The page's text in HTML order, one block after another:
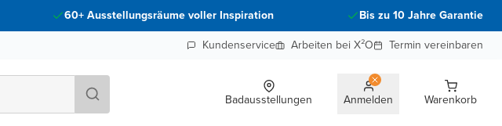
60+ Ausstellungsräume voller Inspiration
Bis zu 10 Jahre Garantie
Kundenservice
Arbeiten bei X²O Termin vereinbaren
Badausstellungen Anmelden Warenkorb